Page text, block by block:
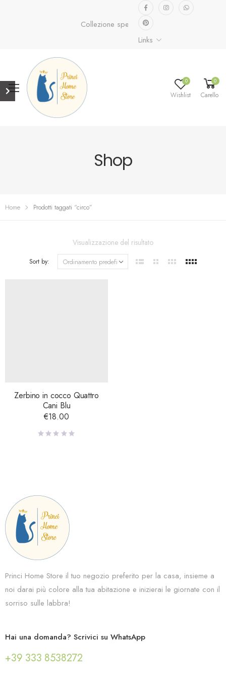
Collezione speciale già disponibile.
Links
0
Wishlist
0
Carello
Shop
Home Prodotti taggati “circo”
Visualizzazione del risultato
Sort by:
Zerbino in cocco Quattro
Cani Blu
€18.00
Princi Home Store il tuo negozio preferito per la casa, insieme a
noi darai più colore alla tua abitazione e inizierai le giornate con il
sorriso sulle labbra!
Hai una domanda? Scrivici su WhatsApp
+39 333 8538272